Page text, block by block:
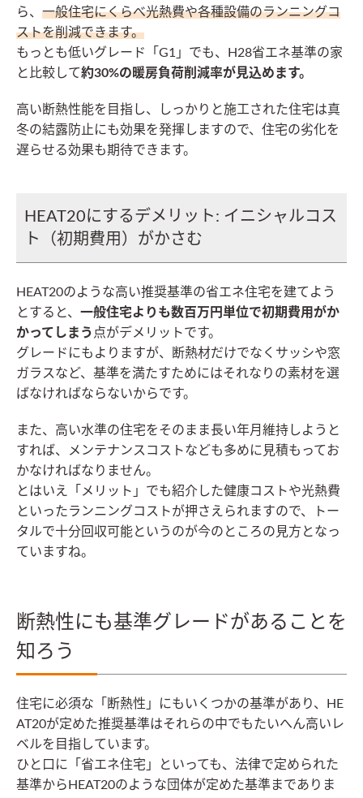
ら、 一般住宅にくらべ光熱費や各種設備のランニングコ
ストを削減できます。
もっとも低いグレード「G1」でも、H28省エネ基準の家
と比較して約30%の暖房負荷削減率が見込めます。
高い断熱性能を目指し、しっかりと施工された住宅は真
冬の結露防止にも効果を発揮しますので、住宅の劣化を
遅らせる効果も期待できます。
HEAT20にするデメリット: イニシャルコス
ト（初期費用）がかさむ
HEAT20のような高い推奨基準の省エネ住宅を建てよう
とすると、 一般住宅よりも数百万円単位で初期費用がか
かってしまう 点がデメリットです。
グレードにもよりますが、断熱材だけでなくサッシや窓
ガラスなど、基準を満たすためにはそれなりの素材を選
ばなければならないからです。
また、高い水準の住宅をそのまま長い年月維持しようと
すれば、メンテナンスコストなども多めに見積もってお
かなければなりません。
とはいえ「メリット」でも紹介した健康コストや光熱費
といったランニングコストが押さえられますので、トー
タルで十分回収可能というのが今のところの見方となっ
ていますね。
断熱性にも基準グレードがあることを
知ろう
住宅に必須な「断熱性」にもいくつかの基準があり、HE
AT20が定めた推奨基準はそれらの中でもたいへん高いレ
ベルを目指しています。
ひと口に「省エネ住宅」といっても、法律で定められた
基準からHEAT20のような団体が定めた基準までありま